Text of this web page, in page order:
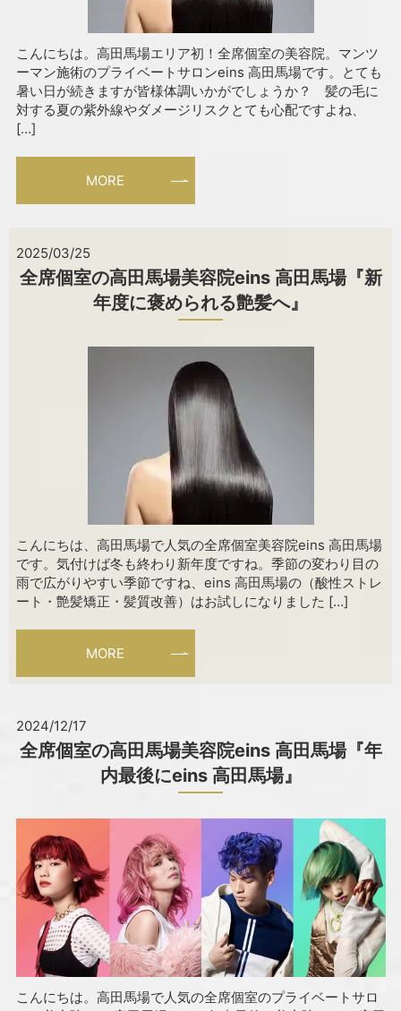
こんにちは。高田馬場エリア初！全席個室の美容院。マンツ
ーマン施術のプライベートサロンeins 高田馬場です。とても
暑い日が続きますが皆様体調いかがでしょうか？ 髪の毛に
対する夏の紫外線やダメージリスクとても心配ですよね、
[…]
MORE
2025/03/25
全席個室の高田馬場美容院eins 高田馬場『新
年度に褒められる艶髪へ』
こんにちは、高田馬場で人気の全席個室美容院eins 高田馬場
です。気付けば冬も終わり新年度ですね。季節の変わり目の
雨で広がりやすい季節ですね、eins 高田馬場の（酸性ストレ
ート・艶髪矯正・髪質改善）はお試しになりました […]
MORE
2024/12/17
全席個室の高田馬場美容院eins 高田馬場『年
内最後にeins 高田馬場』
こんにちは。高田馬場で人気の全席個室のプライベートサロ